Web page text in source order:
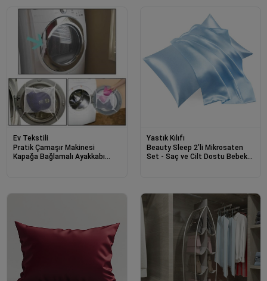
Ev Tekstili
Pratik Çamaşır Makinesi
Kapağa Bağlamalı Ayakkabı
Yastık Kılıfı
Beauty Sleep 2’li Mikrosaten
Set - Saç ve Cilt Dostu Bebek